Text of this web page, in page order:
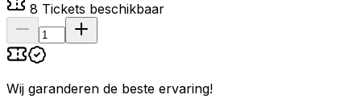
8 Tickets beschikbaar
Wij garanderen de beste ervaring!